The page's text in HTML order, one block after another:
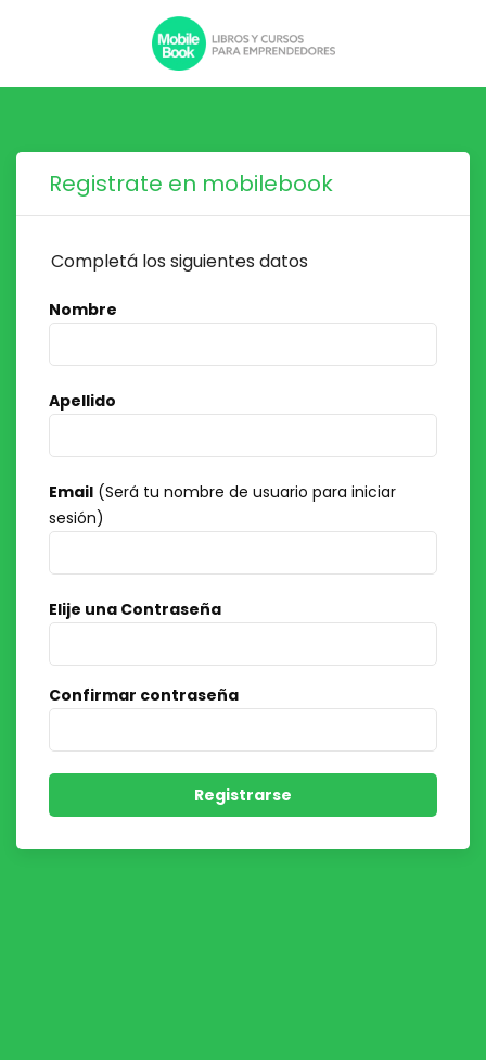
Registrate en mobilebook
Completá los siguientes datos
Nombre
Apellido
Email (Será tu nombre de usuario para iniciar
sesión)
Elije una Contraseña
Confirmar contraseña
Registrarse